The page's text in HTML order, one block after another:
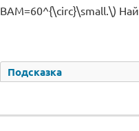
BAM=60^{\circ}\small.\)
Подсказка